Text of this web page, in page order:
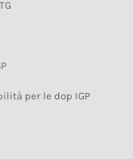
per le dop IGP